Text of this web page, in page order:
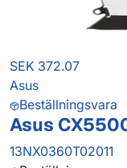
SEK 372.07
Asus
Beställningsvara
Asus
13NX0360T02011